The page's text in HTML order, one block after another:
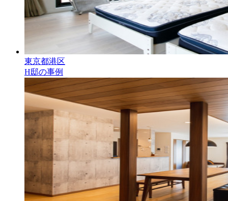
東京都港区
H邸の事例